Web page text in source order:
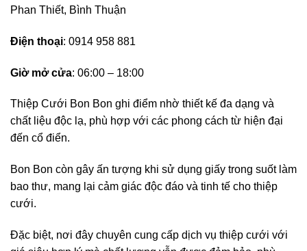
Phan Thiết, Bình Thuận
Điện thoại: 0914 958 881
Giờ mở cửa: 06:00 – 18:00
Thiệp Cưới Bon Bon ghi điểm nhờ thiết kế đa dạng và
chất liệu độc lạ, phù hợp với các phong cách từ hiện đại
đến cổ điển.
Bon Bon còn gây ấn tượng khi sử dụng giấy trong suốt làm
bao thư, mang lại cảm giác độc đáo và tinh tế cho thiệp
cưới.
Đặc biệt, nơi đây chuyên cung cấp dịch vụ thiệp cưới với